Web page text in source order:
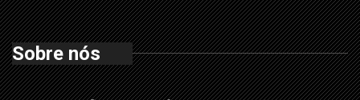
Sobre nós